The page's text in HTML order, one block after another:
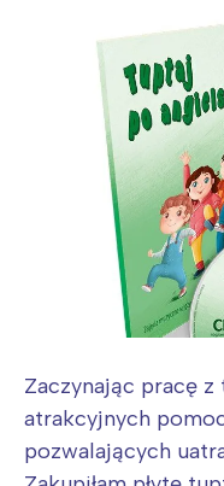
Zaczynając pracę z
atrakcyjnych
pozwalających